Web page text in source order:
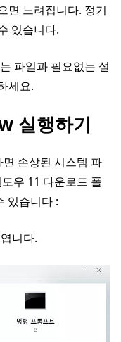
면 느려집니다. 정기
있습니다.
파일과 필요없는 설
세요.
실행하기
손상된 시스템 파
우 11 다운로드 폴
있습니다 :
니다.